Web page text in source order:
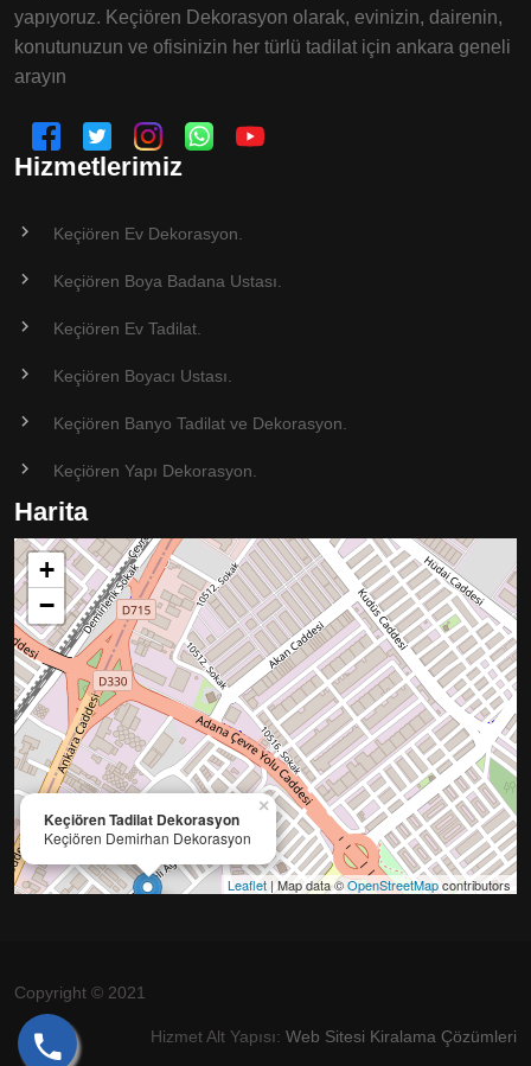
yapıyoruz. Keçiören Dekorasyon olarak, evinizin, dairenin,
konutunuzun ve ofisinizin her türlü tadilat için ankara geneli
arayın
Hizmetlerimiz
Keçiören Ev Dekorasyon.
Keçiören Boya Badana Ustası.
Keçiören Ev Tadilat.
Keçiören Boyacı Ustası.
Keçiören Banyo Tadilat ve Dekorasyon.
Keçiören Yapı Dekorasyon.
Harita
Keçiören Tadilat Dekorasyon
Keçiören Demirhan Dekorasyon
×
+
−
Leaflet| Map data ©OpenStreetMapcontributors
Copyright © 2021
Hizmet Alt Yapısı: Web Sitesi Kiralama Çözümleri